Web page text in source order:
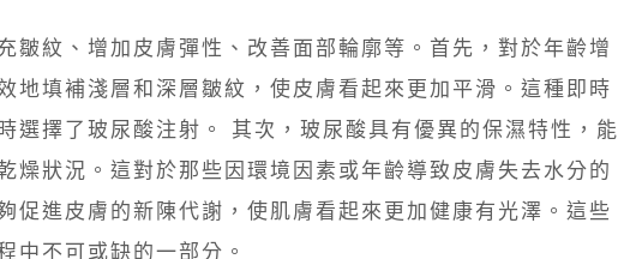
皺紋、增加皮膚彈性、改善面部輪廓等。首先，對於年齡增
地填補淺層和深層皺紋，使皮膚看起來更加平滑。這種即時
選擇了玻尿酸注射。 其次，玻尿酸具有優異的保濕特性，能
燥狀況。這對於那些因環境因素或年齡導致皮膚失去水分的
促進皮膚的新陳代謝，使肌膚看起來更加健康有光澤。這些
中不可或缺的一部分。